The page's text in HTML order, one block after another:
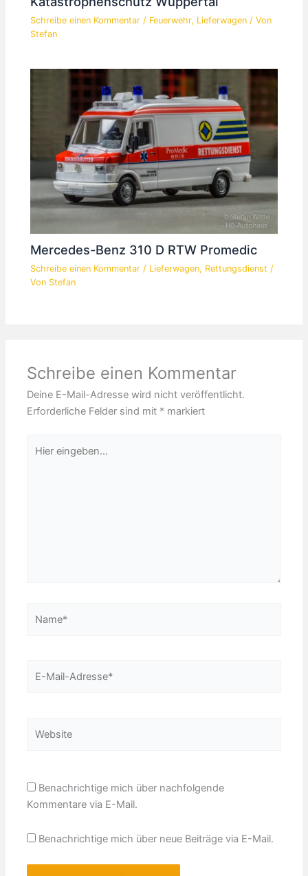
Schreibe einen Kommentar / Feuerwehr, Lieferwagen / Von
Stefan
Mercedes-Benz 310 D RTW Promedic
Schreibe einen Kommentar / Lieferwagen, Rettungsdienst /
Von Stefan
Schreibe einen Kommentar
Deine E-Mail-Adresse wird nicht veröffentlicht.
Erforderliche Felder sind mit * markiert
eingeben…
Benachrichtige mich über nachfolgende
Kommentare via E-Mail.
Benachrichtige mich über neue Beiträge via E-Mail.